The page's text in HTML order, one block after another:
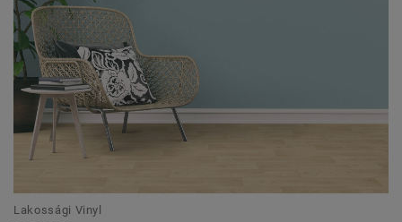
Lakossági Vinyl